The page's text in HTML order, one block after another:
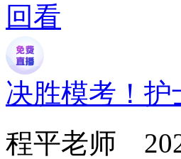
回看
决胜模考！
程平老师